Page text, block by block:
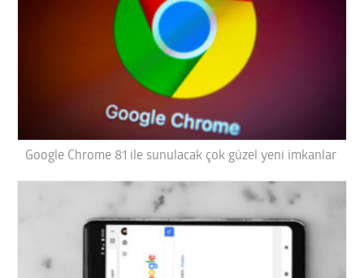
Google Chrome 81 ile sunulacak çok güzel yeni imkanlar